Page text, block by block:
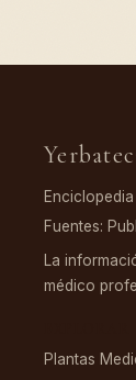
Fuentes:
La
médico
Plantas